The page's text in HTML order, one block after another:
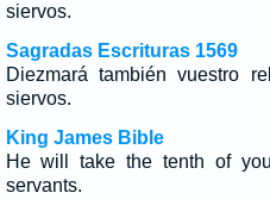
siervos.
Sagradas Escrituras 1569
Diezmará también vuestro
siervos.
King James Bible
He will take the tenth of
servants.